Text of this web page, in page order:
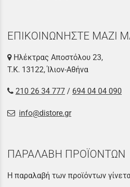
ΕΠΙΚΟΙΝΩΝΗΣΤΕ ΜΑΖΙ
Ηλέκτρας Αποστόλου 23,
Τ.Κ. 13122, Ίλιον-Αθήνα
210 26 34 777 / 694 04 04 090
info@distore.gr
ΠΑΡΑΛΑΒΗ ΠΡΟΪΟΝΤΩΝ
Η παραλαβή των προϊόντων